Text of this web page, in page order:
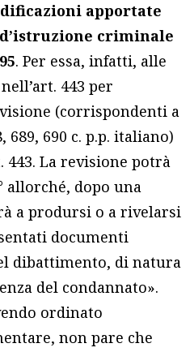
apportate
criminale
. Per essa, infatti, alle
443 per
(corrispondenti a
690 c. p.p. italiano)
443. La revisione potrà
allorché, dopo una
a prodursi o a rivelarsi
documenti
dibattimento, di natura
del condannato».
ordinato
non pare che